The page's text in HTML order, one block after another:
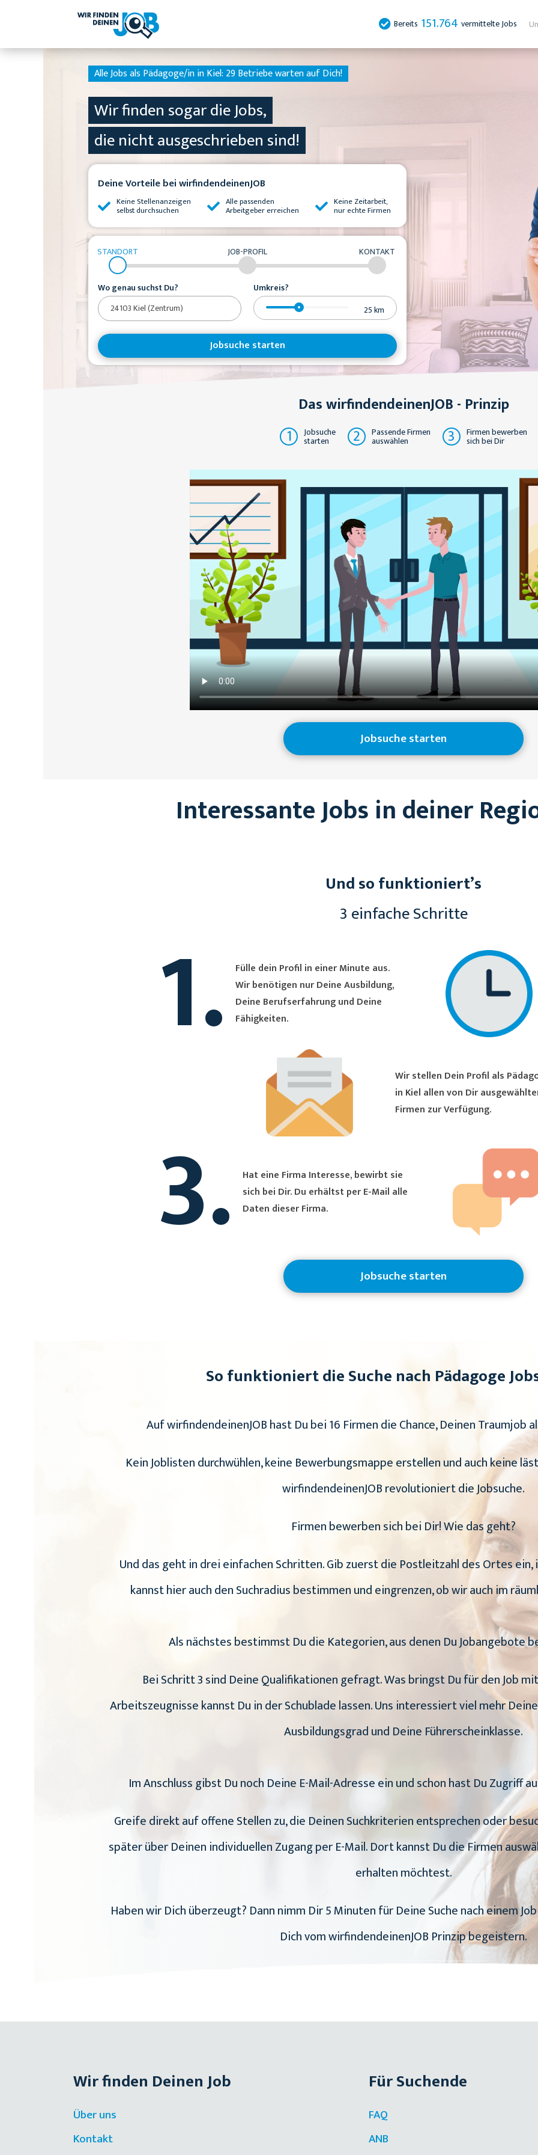
Bereits 151.764 vermittelte Jobs
Alle Jobs als Pädagoge/in in Kiel: 29 Betriebe warten auf Dich!
Wir finden sogar die Jobs,
die nicht ausgeschrieben sind!
Deine Vorteile bei wirfindendeinenJOB
Keine Stellenanzeigen
selbst durchsuchen
Alle passenden
Arbeitgeber erreichen
Keine Zeitarbeit,
nur echte Firmen
STANDORT JOB-PROFIL KONTAKT
Wo genau suchst Du?
Umkreis?
25km
Jobsuche starten
Das wirfindendeinenJOB - Prinzip
1
Jobsuche
starten 2 Passende Firmen
auswählen 3 Firmen bewerben
sich bei Dir
Jobsuche starten
Interessante Jobs in deiner
Und so funktioniert’s
3 einfache Schritte
1.
Fülle dein Profil in einer Minute aus.
Wir benötigen nur Deine Ausbildung,
Deine Berufserfahrung und Deine
Fähigkeiten.
Wir stellen Dein Profil als Pädagoge/in
in Kiel allen von Dir ausgewählten
Firmen zur Verfügung.
3.
Hat eine Firma Interesse, bewirbt sie
sich bei Dir. Du erhältst per E-Mail alle
Daten dieser Firma.
Jobsuche starten
So funktioniert die Suche nach Pädagoge
Auf wirfindendeinenJOB hast Du bei 16 Firmen die Chance, Deinen Traumjob
Kein Joblisten durchwühlen, keine Bewerbungsmappe erstellen und auch keine
wirfindendeinenJOB revolutioniert die Jobsuche.
Firmen bewerben sich bei Dir! Wie das geht?
Und das geht in drei einfachen Schritten. Gib zuerst die Postleitzahl des Ortes ein,
kannst hier auch den Suchradius bestimmen und eingrenzen, ob wir auch im
Als nächstes bestimmst Du die Kategorien, aus denen Du Jobangebote
Bei Schritt 3 sind Deine Qualifikationen gefragt. Was bringst Du für den Job
Arbeitszeugnisse kannst Du in der Schublade lassen. Uns interessiert viel mehr
Ausbildungsgrad und Deine Führerscheinklasse.
Im Anschluss gibst Du noch Deine E-Mail-Adresse ein und schon hast Du Zugriff
Greife direkt auf offene Stellen zu, die Deinen Suchkriterien entsprechen oder
später über Deinen individuellen Zugang per E-Mail. Dort kannst Du die Firmen
erhalten möchtest.
Haben wir Dich überzeugt? Dann nimm Dir 5 Minuten für Deine Suche nach einem
Dich vom wirfindendeinenJOB Prinzip begeistern.
Wir finden Deinen Job
Über uns
Kontakt
Für Suchende
FAQ
ANB